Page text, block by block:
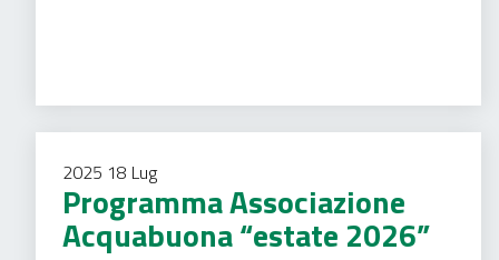
2025 18 Lug
Programma Associazione
Acquabuona “estate 2026”